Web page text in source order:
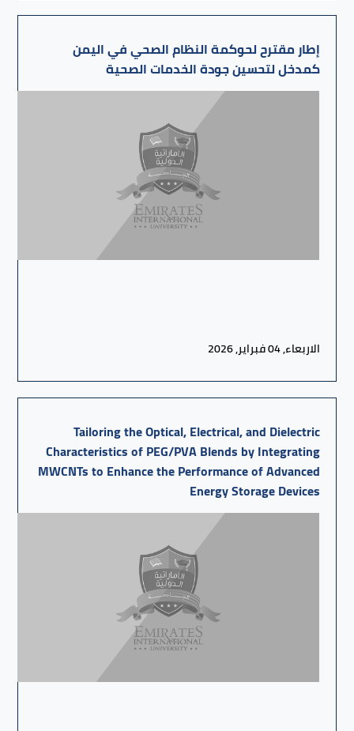
إطار مقترح لحوكمة النظام الصحي في اليمن
كمدخل لتحسين جودة الخدمات الصحية
الاربعاء, 04 فبراير, 2026
Tailoring the Optical, Electrical, and Dielectric
Characteristics of PEG/PVA Blends by Integrating
MWCNTs to Enhance the Performance of Advanced
Energy Storage Devices